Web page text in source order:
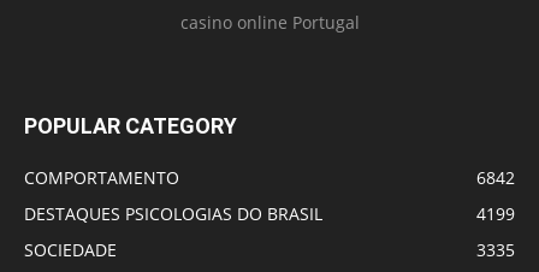
casino online Portugal
POPULAR CATEGORY
COMPORTAMENTO
6842
DESTAQUES PSICOLOGIAS DO BRASIL
4199
SOCIEDADE
3335